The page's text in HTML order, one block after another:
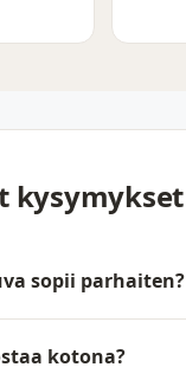
kysymykset
sopii parhaiten?
kotona?